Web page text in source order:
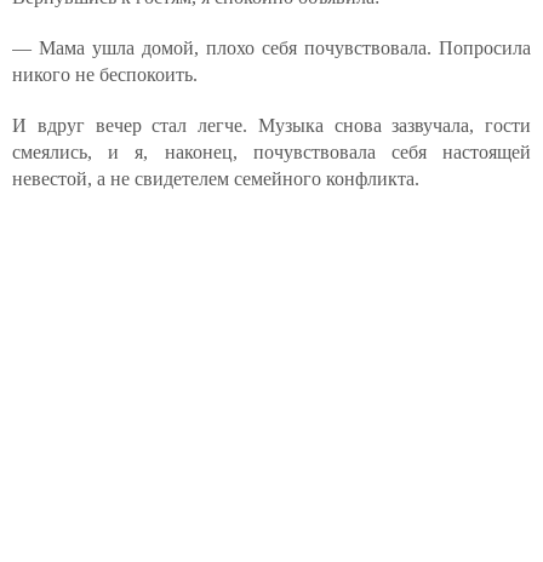
— Мама ушла домой, плохо себя почувствовала. Попросила
никого не беспокоить.
И вдруг вечер стал легче. Музыка снова зазвучала, гости
смеялись, и я, наконец, почувствовала себя настоящей
невестой, а не свидетелем семейного конфликта.